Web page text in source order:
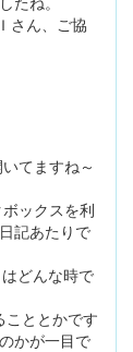
たね。
ご協
てますね～
ックスを利
記あたりで
どんな時で
こととかです
かが一目で